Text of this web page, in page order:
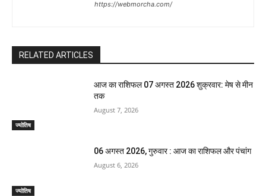
https://webmorcha.com/
RELATED ARTICLES
ज्योतिष
आज का राशिफल 07 अगस्त 2026 शुक्रवार: मेष से मीन
तक
August 7, 2026
ज्योतिष
06 अगस्त 2026, गुरुवार : आज का राशिफल और पंचांग
August 6, 2026